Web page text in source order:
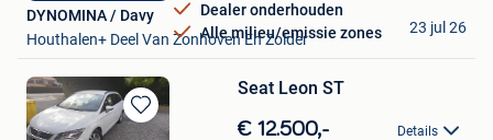
Dealer onderhouden
Alle milieu/emissie zones
DYNOMINA / Davy
Houthalen+ Deel Van Zonhoven En Zolder
23 jul 26
Bewaren
Seat Leon ST
€ 12.500,- Details